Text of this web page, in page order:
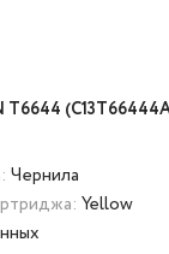
T6644
Чернила
Yellow